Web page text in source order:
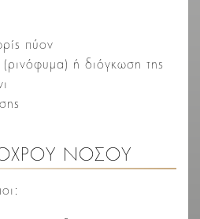
πύον
ή διόγκωση της
ΝΟΣΟΥ